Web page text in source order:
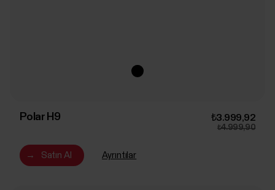
Polar H9 ₺3.999,92
₺4.999,90
→ Satın Al Ayrıntılar